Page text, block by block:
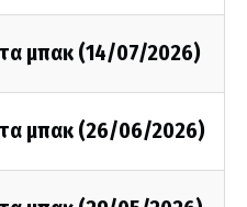
μπακ (14/07/2026)
μπακ (26/06/2026)